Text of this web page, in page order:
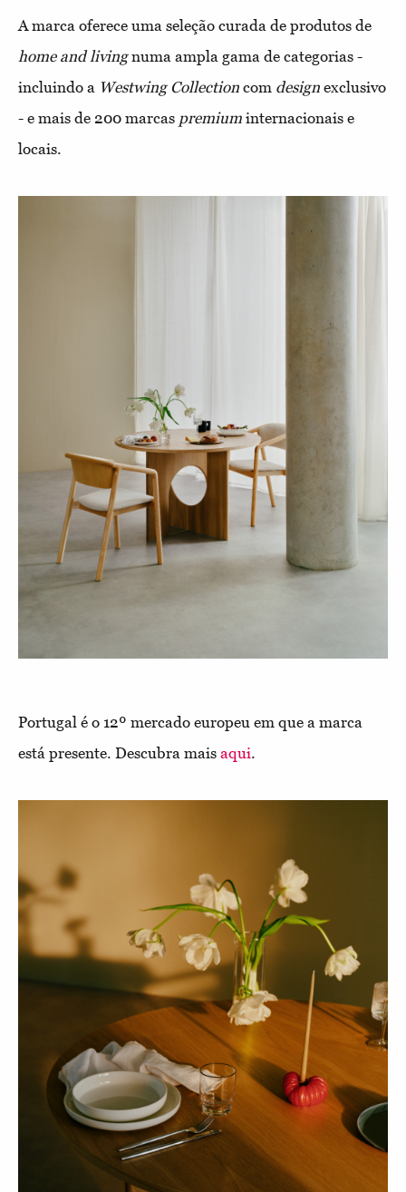
A marca oferece uma seleção curada de produtos de
home and livingnuma ampla gama de categorias -
incluindo a Westwing Collection com design exclusivo
- e mais de 200 marcas premium internacionais e
locais.
Portugal é o 12º mercado europeu em que a marca
está presente. Descubra mais aqui.